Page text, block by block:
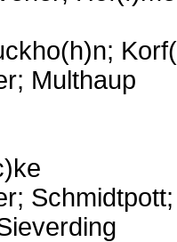
Multhaup